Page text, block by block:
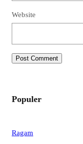
Website
Populer
Ragam